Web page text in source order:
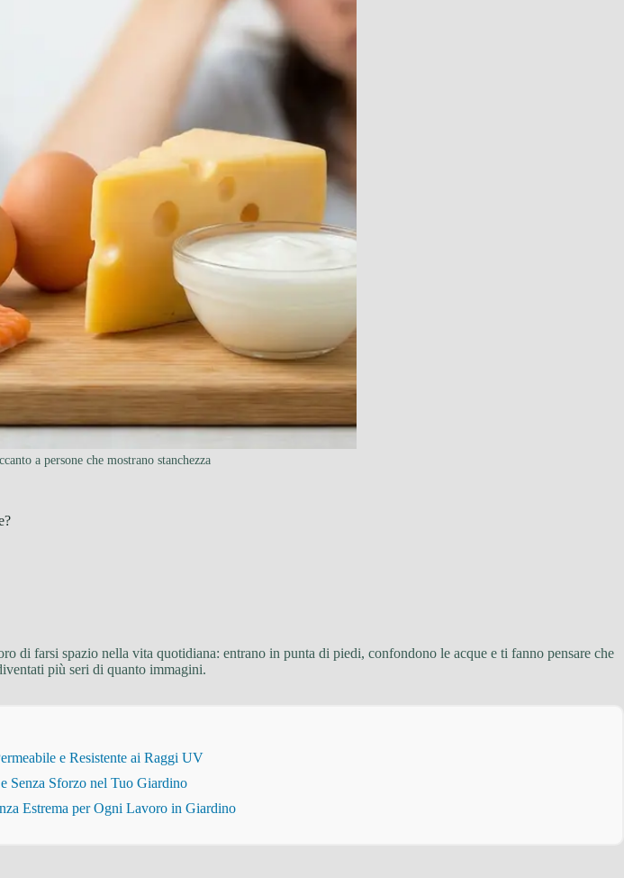
a persone che mostrano stanchezza
di farsi spazio nella vita quotidiana: entrano in punta di piedi, confondono le acque e ti fanno pensare che
più seri di quanto immagini.
e Resistente ai Raggi UV
Senza Sforzo nel Tuo Giardino
Estrema per Ogni Lavoro in Giardino